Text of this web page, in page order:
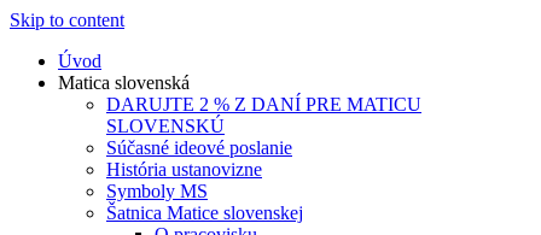
Skip to content
Úvod
Matica slovenská
DARUJTE 2 % Z DANÍ PRE MATICU
SLOVENSKÚ
Súčasné ideové poslanie
História ustanovizne
Symboly MS
Šatnica Matice slovenskej